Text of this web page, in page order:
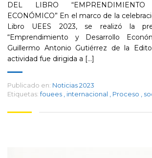
DEL LIBRO
ECONÓMICO” En el marco de la
Libro UEES 2023, se realizó la
“Emprendimiento y Desarrollo
Guillermo Antonio Gutiérrez de la
actividad fue dirigida a [...]
Publicado en: Noticias 2023
Etiquetas: fouees internacional Proceso